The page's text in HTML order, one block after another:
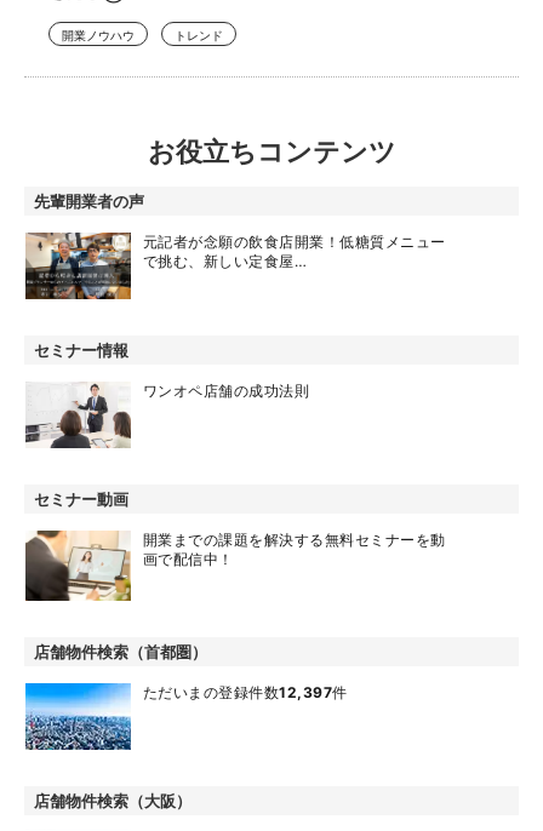
開業ノウハウ トレンド
お役立ちコンテンツ
先輩開業者の声
元記者が念願の飲食店開業！低糖質メニュー
で挑む、新しい定食屋…
セミナー情報
ワンオペ店舗の成功法則
セミナー動画
開業までの課題を解決する無料セミナーを動
画で配信中！
店舗物件検索（首都圏）
ただいまの登録件数12,397件
店舗物件検索（大阪）